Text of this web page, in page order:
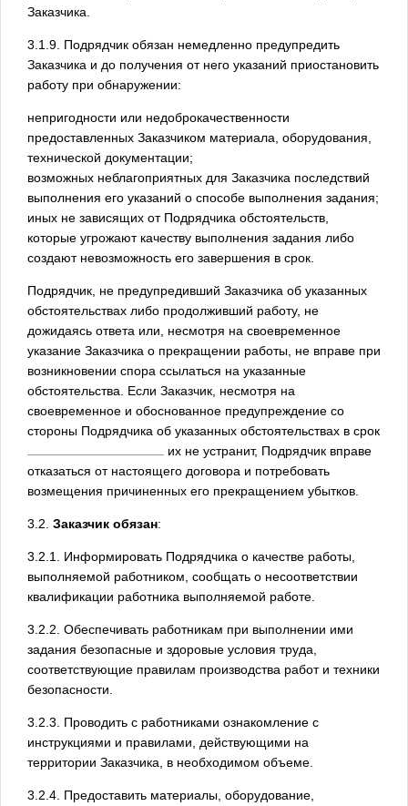
Заказчика.
3.1.9. Подрядчик обязан немедленно предупредить
Заказчика и до получения от него указаний приостановить
работу при обнаружении:
непригодности или недоброкачественности
предоставленных Заказчиком материала, оборудования,
технической документации;
возможных неблагоприятных для Заказчика последствий
выполнения его указаний о способе выполнения задания;
иных не зависящих от Подрядчика обстоятельств,
которые угрожают качеству выполнения задания либо
создают невозможность его завершения в срок.
Подрядчик, не предупредивший Заказчика об указанных
обстоятельствах либо продолживший работу, не
дожидаясь ответа или, несмотря на своевременное
указание Заказчика о прекращении работы, не вправе при
возникновении спора ссылаться на указанные
обстоятельства. Если Заказчик, несмотря на
своевременное и обоснованное предупреждение со
стороны Подрядчика об указанных обстоятельствах в срок
их не устранит, Подрядчик вправе
отказаться от настоящего договора и потребовать
возмещения причиненных его прекращением убытков.
3.2. Заказчик обязан:
3.2.1. Информировать Подрядчика о качестве работы,
выполняемой работником, сообщать о несоответствии
квалификации работника выполняемой работе.
3.2.2. Обеспечивать работникам при выполнении ими
задания безопасные и здоровые условия труда,
соответствующие правилам производства работ и техники
безопасности.
3.2.3. Проводить с работниками ознакомление с
инструкциями и правилами, действующими на
территории Заказчика, в необходимом объеме.
3.2.4. Предоставить материалы, оборудование,